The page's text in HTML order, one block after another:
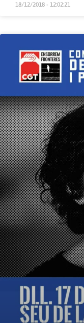
18/12/2018 - 12:02:21